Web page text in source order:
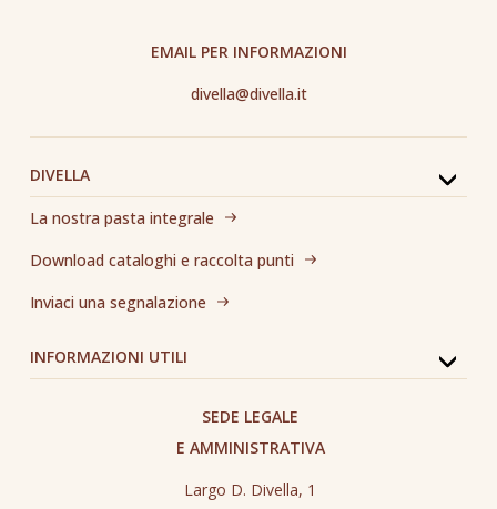
DIVELLA
La nostra pasta integrale
Download cataloghi e raccolta punti
Inviaci una segnalazione
INFORMAZIONI UTILI
EMAIL PER INFORMAZIONI
divella@divella.it
SEDE LEGALE
E AMMINISTRATIVA
Largo D. Divella, 1